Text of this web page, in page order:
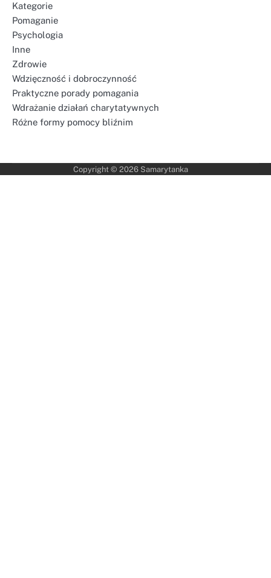
Kategorie
Pomaganie
Psychologia
Inne
Zdrowie
Wdzięczność i dobroczynność
Praktyczne porady pomagania
Wdrażanie działań charytatywnych
Różne formy pomocy bliźnim
Copyright © 2026 Samarytanka